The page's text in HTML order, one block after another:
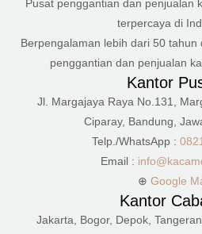
Pusat penggantian dan penjualan
terpercaya di
Berpengalaman lebih dari 50
penggantian dan penjualan
Kantor
Jl. Margajaya Raya No.131,
Ciparay, Bandung,
Telp./WhatsApp :
Email :
⊕ Google
Kantor
Jakarta, Bogor, Depok,